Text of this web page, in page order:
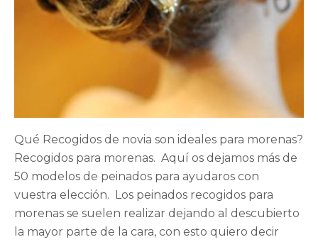
Qué Recogidos de novia son ideales para morenas?
Recogidos para morenas. Aquí os dejamos más de
50 modelos de peinados para ayudaros con
vuestra elección. Los peinados recogidos para
morenas se suelen realizar dejando al descubierto
la mayor parte de la cara, con esto quiero decir